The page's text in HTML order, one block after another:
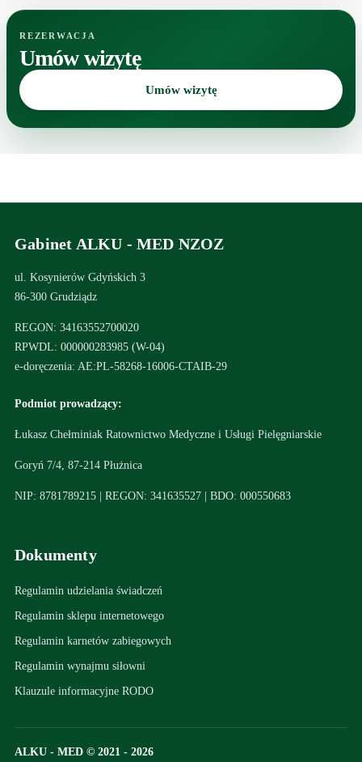
REZERWACJA
Umów wizytę
Umów wizytę
Gabinet ALKU - MED NZOZ
ul. Kosynierów Gdyńskich 3
86-300 Grudziądz
REGON: 34163552700020
RPWDL: 000000283985 (W-04)
e-doręczenia: AE:PL-58268-16006-CTAIB-29
Podmiot prowadzący:
Łukasz Chełminiak Ratownictwo Medyczne i Usługi Pielęgniarskie
Goryń 7/4, 87-214 Płużnica
NIP: 8781789215 | REGON: 341635527 | BDO: 000550683
Dokumenty
Regulamin udzielania świadczeń
Regulamin sklepu internetowego
Regulamin karnetów zabiegowych
Regulamin wynajmu siłowni
Klauzule informacyjne RODO
ALKU - MED © 2021 - 2026